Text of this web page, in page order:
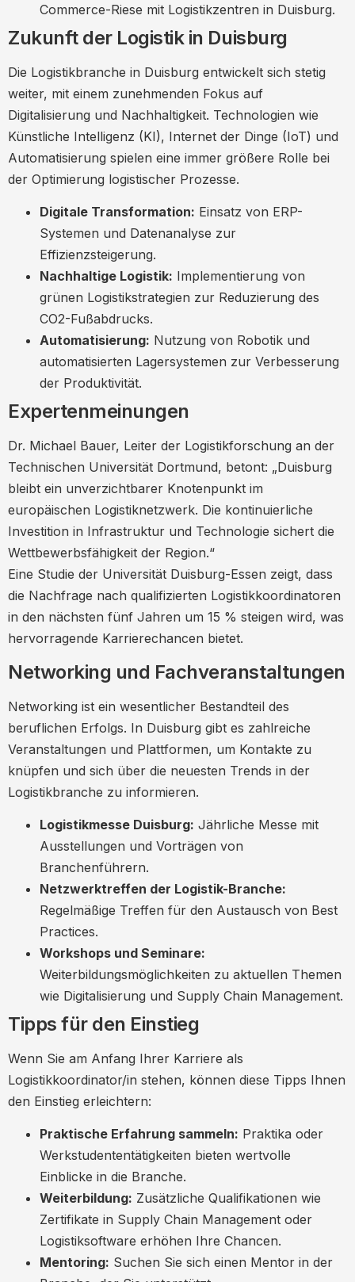
Commerce-Riese mit Logistikzentren in Duisburg.
Zukunft der Logistik in Duisburg
Die Logistikbranche in Duisburg entwickelt sich stetig
weiter, mit einem zunehmenden Fokus auf
Digitalisierung und Nachhaltigkeit. Technologien wie
Künstliche Intelligenz (KI), Internet der Dinge (IoT) und
Automatisierung spielen eine immer größere Rolle bei
der Optimierung logistischer Prozesse.
Digitale Transformation: Einsatz von ERP-
Systemen und Datenanalyse zur
Effizienzsteigerung.
Nachhaltige Logistik: Implementierung von
grünen Logistikstrategien zur Reduzierung des
CO2-Fußabdrucks.
Automatisierung: Nutzung von Robotik und
automatisierten Lagersystemen zur Verbesserung
der Produktivität.
Expertenmeinungen
Dr. Michael Bauer, Leiter der Logistikforschung an der
Technischen Universität Dortmund, betont: „Duisburg
bleibt ein unverzichtbarer Knotenpunkt im
europäischen Logistiknetzwerk. Die kontinuierliche
Investition in Infrastruktur und Technologie sichert die
Wettbewerbsfähigkeit der Region.“
Eine Studie der Universität Duisburg-Essen zeigt, dass
die Nachfrage nach qualifizierten Logistikkoordinatoren
in den nächsten fünf Jahren um 15 % steigen wird, was
hervorragende Karrierechancen bietet.
Networking und Fachveranstaltungen
Networking ist ein wesentlicher Bestandteil des
beruflichen Erfolgs. In Duisburg gibt es zahlreiche
Veranstaltungen und Plattformen, um Kontakte zu
knüpfen und sich über die neuesten Trends in der
Logistikbranche zu informieren.
Logistikmesse Duisburg: Jährliche Messe mit
Ausstellungen und Vorträgen von
Branchenführern.
Netzwerktreffen der Logistik-Branche:
Regelmäßige Treffen für den Austausch von Best
Practices.
Workshops und Seminare:
Weiterbildungsmöglichkeiten zu aktuellen Themen
wie Digitalisierung und Supply Chain Management.
Tipps für den Einstieg
Wenn Sie am Anfang Ihrer Karriere als
Logistikkoordinator/in stehen, können diese Tipps Ihnen
den Einstieg erleichtern:
Praktische Erfahrung sammeln: Praktika oder
Werkstudententätigkeiten bieten wertvolle
Einblicke in die Branche.
Weiterbildung: Zusätzliche Qualifikationen wie
Zertifikate in Supply Chain Management oder
Logistiksoftware erhöhen Ihre Chancen.
Mentoring: Suchen Sie sich einen Mentor in der